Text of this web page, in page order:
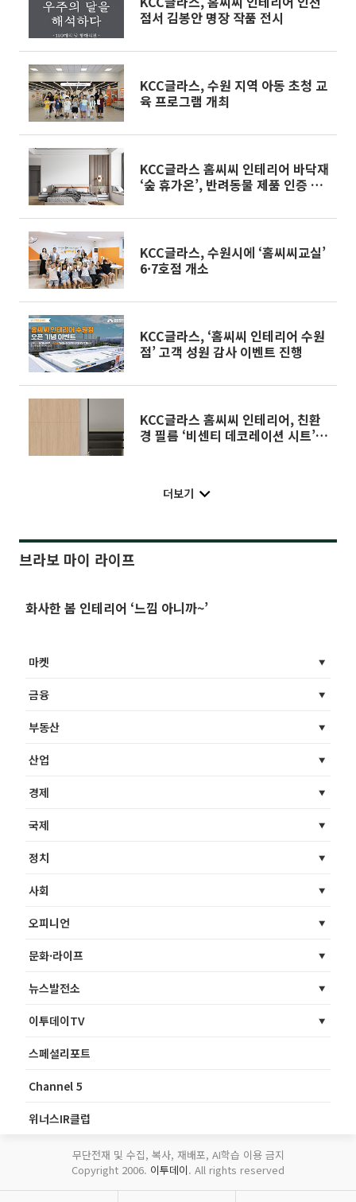
점서 김봉안 명장 작품 전시
KCC글라스, 수원 지역 아동 초청 교
육 프로그램 개최
KCC글라스 홈씨씨 인테리어 바닥재
‘숲 휴가온’, 반려동물 제품 인증 획
KCC글라스, 수원시에 ‘홈씨씨교실’
6·7호점 개소
KCC글라스, ‘홈씨씨 인테리어 수원
점’ 고객 성원 감사 이벤트 진행
KCC글라스 홈씨씨 인테리어, 친환
경 필름 ‘비센티 데코레이션 시트’
더보기
브라보 마이 라이프
화사한 봄 인테리어 ‘느낌 아니까~’
마켓
금융
부동산
산업
경제
국제
정치
사회
오피니언
문화·라이프
뉴스발전소
이투데이TV
스페셜리포트
Channel 5
위너스IR클럽
무단전재 및 수집, 복사, 재배포, AI학습 이용 금지
Copyright 2006. 이투데이. All rights reserved